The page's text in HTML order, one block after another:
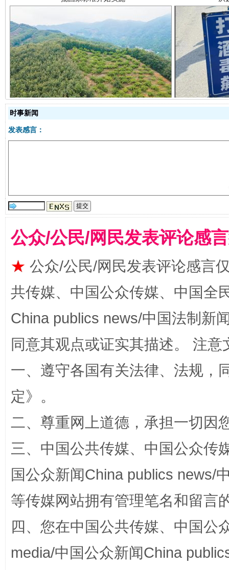
以产业富民促振兴 酒驾
从幼儿园到大学，有这些资助
事关残疾人未来5年
规模最大的光氢储一体化项目 走
时事新闻
发表感言：
公众/公民/网民发表评论感
★ 公众/公民/网民发表评论感言
共传媒、中国公众传媒、中国全
China publics news/中国法制新
同意其观点或证实其描述。 注
一、遵守各国有关法律、法规，
定》。
二、尊重网上道德，承担一切因
三、中国公共传媒、中国公众传
国公众新闻China publics news/
等传媒网站拥有管理笔名和留言
四、您在中国公共传媒、中国公
media/中国公众新闻China